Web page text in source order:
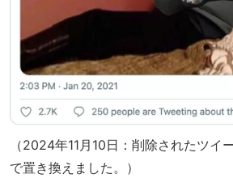
（2024年11月10日：削除されたツイ
で置き換えました。）